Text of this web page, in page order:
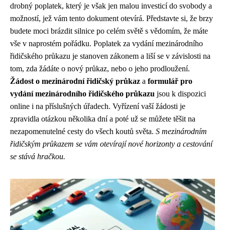
drobný poplatek, který je však jen malou investicí do svobody a
možností, jež vám tento dokument otevírá. Představte si, že brzy
budete moci brázdit silnice po celém světě s vědomím, že máte
vše v naprostém pořádku. Poplatek za vydání mezinárodního
řidičského průkazu je stanoven zákonem a liší se v závislosti na
tom, zda žádáte o nový průkaz, nebo o jeho prodloužení.
Žádost o mezinárodní řidičský průkaz a formulář pro
vydání mezinárodního řidičského průkazu jsou k dispozici
online i na příslušných úřadech. Vyřízení vaší žádosti je
zpravidla otázkou několika dní a poté už se můžete těšit na
nezapomenutelné cesty do všech koutů světa. S mezinárodním
řidičským průkazem se vám otevírají nové horizonty a cestování
se stává hračkou.